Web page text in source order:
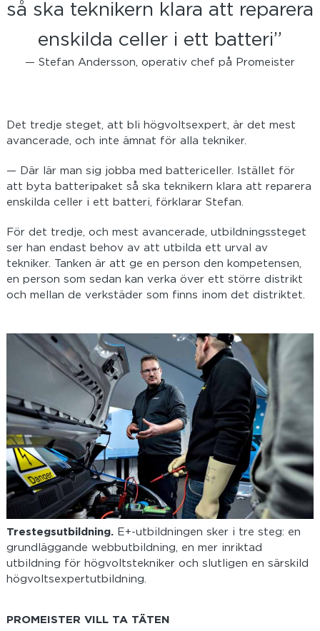
så ska teknikern klara att reparera
enskilda celler i ett batteri”
— Stefan Andersson, operativ chef på Promeister
Det tredje steget, att bli högvoltsexpert, är det mest
avancerade, och inte ämnat för alla tekniker.
— Där lär man sig jobba med battericeller. Istället för
att byta batteripaket så ska teknikern klara att reparera
enskilda celler i ett batteri, förklarar Stefan.
För det tredje, och mest avancerade, utbildningssteget
ser han endast behov av att utbilda ett urval av
tekniker. Tanken är att ge en person den kompetensen,
en person som sedan kan verka över ett större distrikt
och mellan de verkstäder som finns inom det distriktet.
Trestegsutbildning.E+-utbildningen sker i tre steg: en
grundläggande webbutbildning, en mer inriktad
utbildning för högvoltstekniker och slutligen en särskild
högvoltsexpertutbildning.
PROMEISTER VILL TA TÄTEN